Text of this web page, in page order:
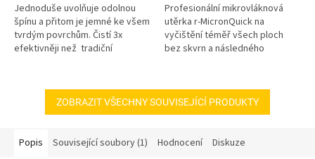
Jednoduše uvolňuje odolnou
špínu a přitom je jemné ke všem
tvrdým povrchům. Čistí 3x
efektivněji než tradiční
Profesionální mikrovláknová
utěrka r-MicronQuick na
vyčištění téměř všech ploch
bez skvrn a následného
ZOBRAZIT VŠECHNY SOUVISEJÍCÍ PRODUKTY
Popis Související soubory (1) Hodnocení Diskuze